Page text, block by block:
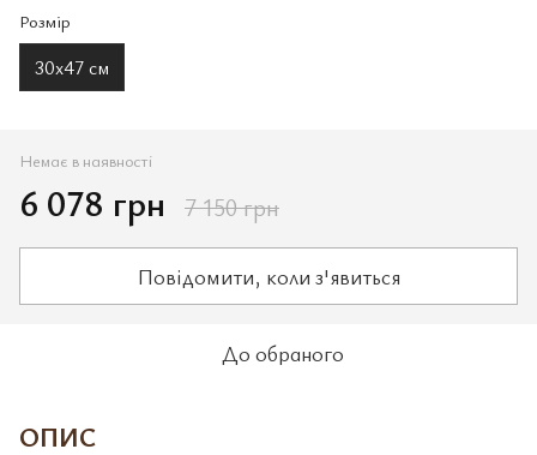
Розмір
30x47 см
Немає в наявності
6 078 грн 7 150 грн
Повідомити, коли з'явиться
До обраного
ОПИС